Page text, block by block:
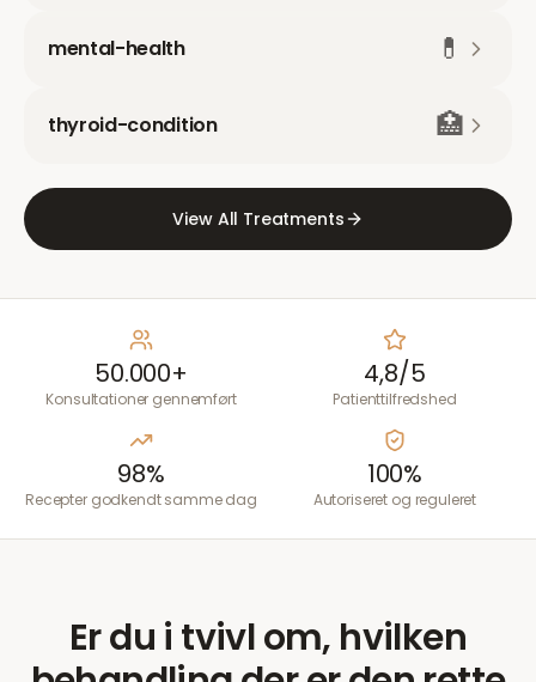
mental-health 💊
thyroid-condition 🏥
View All Treatments
50.000+
Konsultationer gennemført
4,8/5
Patienttilfredshed
98%
Recepter godkendt samme dag
100%
Autoriseret og reguleret
Er du i tvivl om, hvilken